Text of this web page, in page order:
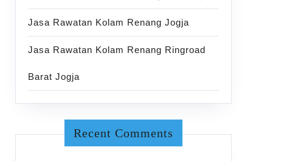
Jasa Rawatan Kolam Renang Jogja
Jasa Rawatan Kolam Renang Ringroad
Barat Jogja
Recent Comments